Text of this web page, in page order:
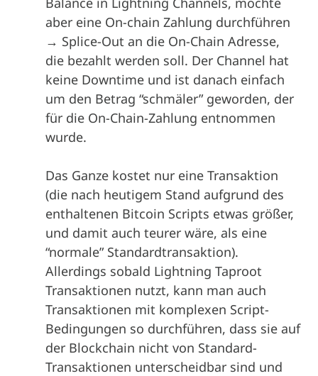
aber eine On-chain Zahlung durchführen
→ Splice-Out an die On-Chain Adresse,
die bezahlt werden soll. Der Channel hat
keine Downtime und ist danach einfach
um den Betrag “schmäler” geworden, der
für die On-Chain-Zahlung entnommen
wurde.
Das Ganze kostet nur eine Transaktion
(die nach heutigem Stand aufgrund des
enthaltenen Bitcoin Scripts etwas größer,
und damit auch teurer wäre, als eine
“normale” Standardtransaktion).
Allerdings sobald Lightning Taproot
Transaktionen nutzt, kann man auch
Transaktionen mit komplexen Script-
Bedingungen so durchführen, dass sie auf
der Blockchain nicht von Standard-
Transaktionen unterscheidbar sind und